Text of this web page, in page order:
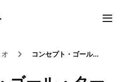
コンセプト・ゴール・ターゲットを明確に！ポートフォリオで「何者か」伝えよう｜ 大手IT企業 インハウスデザイナー